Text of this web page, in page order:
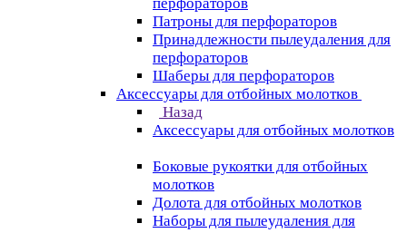
Патроны для перфораторов
Принадлежности пылеудаления для
перфораторов
Шаберы для перфораторов
Аксессуары для отбойных молотков
Назад
Аксессуары для отбойных молотков
Боковые рукоятки для отбойных
молотков
Долота для отбойных молотков
Наборы для пылеудаления для